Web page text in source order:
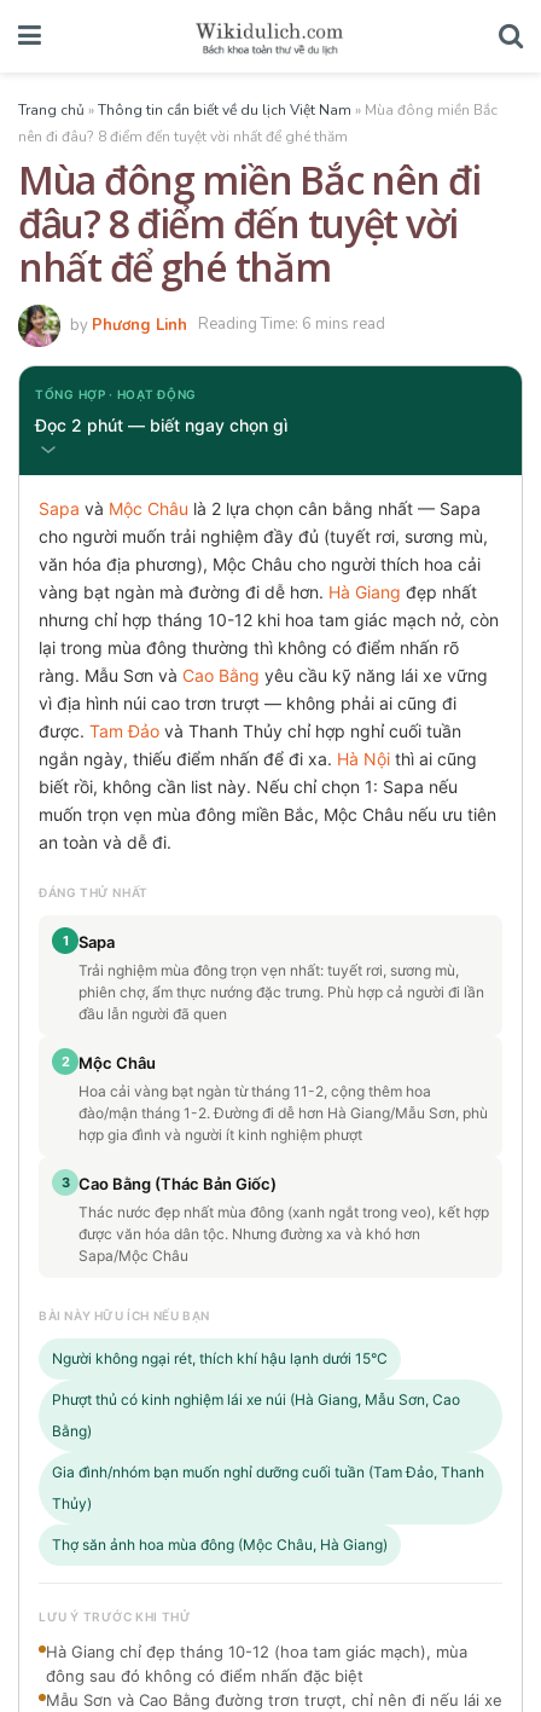
Trang chủ »Thông tin cần biết về du lịch Việt Nam » Mùa đông miền Bắc
nên đi đâu? 8 điểm đến tuyệt vời nhất để ghé thăm
Mùa đông miền Bắc nên đi
đâu? 8 điểm đến tuyệt vời
nhất để ghé thăm
by Phương Linh Reading Time: 6 mins read
TỔNG HỢP · HOẠT ĐỘNG
Đọc 2 phút — biết ngay chọn gì
Sapa và Mộc Châu là 2 lựa chọn cân bằng nhất — Sapa
cho người muốn trải nghiệm đầy đủ (tuyết rơi, sương mù,
văn hóa địa phương), Mộc Châu cho người thích hoa cải
vàng bạt ngàn mà đường đi dễ hơn. Hà Giang đẹp nhất
nhưng chỉ hợp tháng 10-12 khi hoa tam giác mạch nở, còn
lại trong mùa đông thường thì không có điểm nhấn rõ
ràng. Mẫu Sơn và Cao Bằng yêu cầu kỹ năng lái xe vững
vì địa hình núi cao trơn trượt — không phải ai cũng đi
được. Tam Đảo và Thanh Thủy chỉ hợp nghỉ cuối tuần
ngắn ngày, thiếu điểm nhấn để đi xa. Hà Nội thì ai cũng
biết rồi, không cần list này. Nếu chỉ chọn 1: Sapa nếu
muốn trọn vẹn mùa đông miền Bắc, Mộc Châu nếu ưu tiên
an toàn và dễ đi.
ĐÁNG THỬ NHẤT
1 Sapa
Trải nghiệm mùa đông trọn vẹn nhất: tuyết rơi, sương mù,
phiên chợ, ẩm thực nướng đặc trưng. Phù hợp cả người đi lần
đầu lẫn người đã quen
2 Mộc Châu
Hoa cải vàng bạt ngàn từ tháng 11-2, cộng thêm hoa
đào/mận tháng 1-2. Đường đi dễ hơn Hà Giang/Mẫu Sơn, phù
hợp gia đình và người ít kinh nghiệm phượt
3 Cao Bằng (Thác Bản Giốc)
Thác nước đẹp nhất mùa đông (xanh ngắt trong veo), kết hợp
được văn hóa dân tộc. Nhưng đường xa và khó hơn
Sapa/Mộc Châu
BÀI NÀY HỮU ÍCH NẾU BẠN
Người không ngại rét, thích khí hậu lạnh dưới 15°C
Phượt thủ có kinh nghiệm lái xe núi (Hà Giang, Mẫu Sơn, Cao
Bằng)
Gia đình/nhóm bạn muốn nghỉ dưỡng cuối tuần (Tam Đảo, Thanh
Thủy)
Thợ săn ảnh hoa mùa đông (Mộc Châu, Hà Giang)
LƯU Ý TRƯỚC KHI THỬ
Hà Giang chỉ đẹp tháng 10-12 (hoa tam giác mạch), mùa
đông sau đó không có điểm nhấn đặc biệt
Mẫu Sơn và Cao Bằng đường trơn trượt, chỉ nên đi nếu lái xe